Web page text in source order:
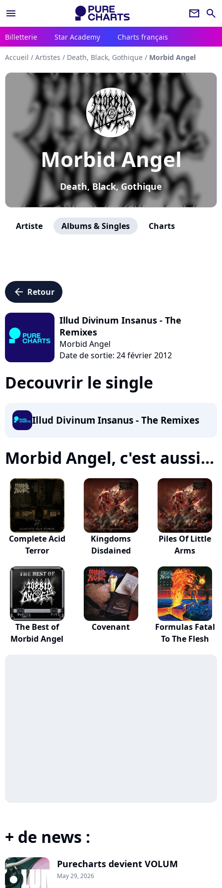
menu newsletter search
Billetterie Star Academy Charts français
Accueil / Artistes / Death, Black, Gothique / Morbid Angel
Morbid Angel
Death, Black, Gothique
Artiste Albums & Singles Charts
arrow_left Retour
Illud Divinum Insanus - The
Remixes
Morbid Angel
Date de sortie: 24 février 2012
Decouvrir le single
Illud Divinum Insanus - The Remixes
Morbid Angel, c'est aussi...
Complete Acid
Terror
Kingdoms
Disdained
Piles Of Little
Arms
The Best of
Morbid Angel
Covenant
Formulas Fatal
To The Flesh
+ de news :
Purecharts devient VOLUM
May 29, 2026